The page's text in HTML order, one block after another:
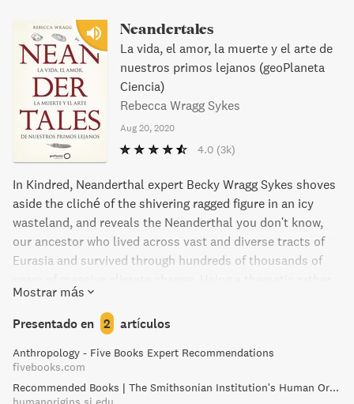
Neandertales
La vida, el amor, la muerte y el arte de
nuestros primos lejanos (geoPlaneta
Ciencia)
Rebecca Wragg Sykes
Aug 20, 2020
4.0 (3k)
In Kindred, Neanderthal expert Becky Wragg Sykes shoves
aside the cliché of the shivering ragged figure in an icy
wasteland, and reveals the Neanderthal you don't know,
our ancestor who lived across vast and diverse tracts of
Eurasia and survived through hundreds of thousands of
than chronological approach, this book will shed new light
on where they lived, what they ate, and the increasingly
complex Neanderthal culture that researchers have
discovered. Since their discovery 150 years ago,
Neanderthals have gone from the losers of the human
family tree to A-list hominins. Our perception of the
Mostrar más
Presentado en 2 artículos
Anthropology - Five Books Expert Recommendations
fivebooks.com
Recommended Books | The Smithsonian Institution's Human Origins Program